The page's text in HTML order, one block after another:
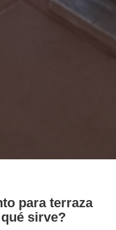
para terraza
sirve?